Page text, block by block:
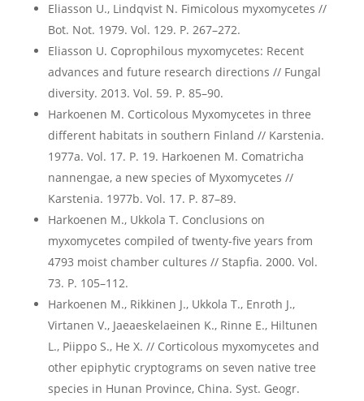
Eliasson U., Lindqvist N. Fimicolous myxomycetes //
Bot. Not. 1979. Vol. 129. P. 267–272.
Eliasson U. Coprophilous myxomycetes: Recent
advances and future research directions // Fungal
diversity. 2013. Vol. 59. P. 85–90.
Harkoenen M. Corticolous Myxomycetes in three
different habitats in southern Finland // Karstenia.
1977a. Vol. 17. P. 19. Harkoenen M. Comatricha
nannengae, a new species of Myxomycetes //
Karstenia. 1977b. Vol. 17. P. 87–89.
Harkoenen M., Ukkola T. Conclusions on
myxomycetes compiled of twenty-five years from
4793 moist chamber cultures // Stapfia. 2000. Vol.
73. P. 105–112.
Harkoenen M., Rikkinen J., Ukkola T., Enroth J.,
Virtanen V., Jaeaeskelaeinen K., Rinne E., Hiltunen
L., Piippo S., He X. // Corticolous myxomycetes and
other epiphytic cryptograms on seven native tree
species in Hunan Province, China. Syst. Geogr.